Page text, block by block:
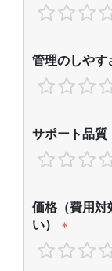
管理のしやす
サポート品質
価格（費用対
い）
*